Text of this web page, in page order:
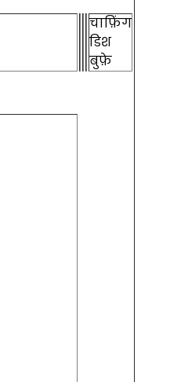
चाफ़िंग
डिश
बुफ़े